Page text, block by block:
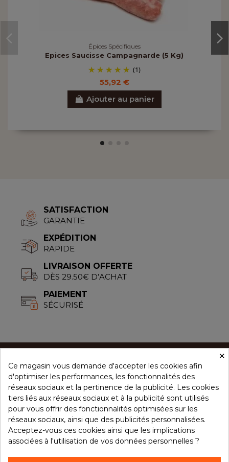
Épices Spécifiques
Epices Saucisse Campagnarde (5 Kg)
(1)
55,92 €
Ajouter au panier
SATISFACTION
GARANTIE
EXPÉDITION
RAPIDE
LIVRAISON OFFERTE
DÈS 29.50€ D’ACHAT
PAIEMENT
SÉCURISÉ
CONCEPT ÉPICES
NOS PRODUITS
VOTRE COMPTE
×
Ce magasin vous demande d'accepter les cookies afin
d'optimiser les performances, les fonctionnalités des
réseaux sociaux et la pertinence de la publicité. Les cookies
tiers liés aux réseaux sociaux et à la publicité sont utilisés
pour vous offrir des fonctionnalités optimisées sur les
réseaux sociaux, ainsi que des publicités personnalisées.
Acceptez-vous ces cookies ainsi que les implications
associées à l'utilisation de vos données personnelles ?